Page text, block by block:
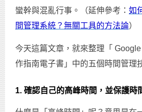
蠻幹與混亂行事。（延伸參考： 如
間管理系統？無關工具的方法論）
今天這篇文章，就來整理「
作指南電子書」中的五個時間管理
1. 確認自己的高峰時間，並保護時